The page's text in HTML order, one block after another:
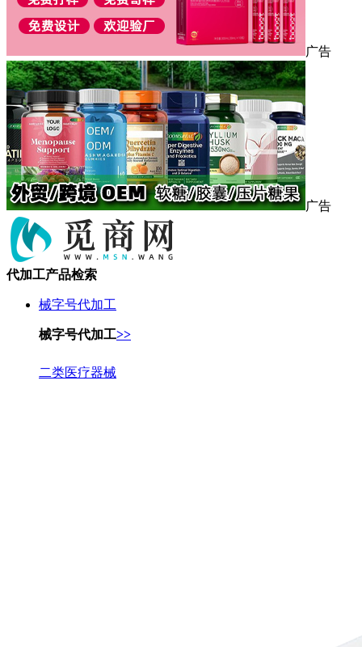
广告
广告
代加工产品检索
械字号代加工
械字号代加工>>
二类医疗器械